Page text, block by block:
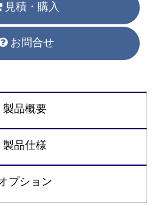
見積・購入
お問合せ
製品概要
製品仕様
プション